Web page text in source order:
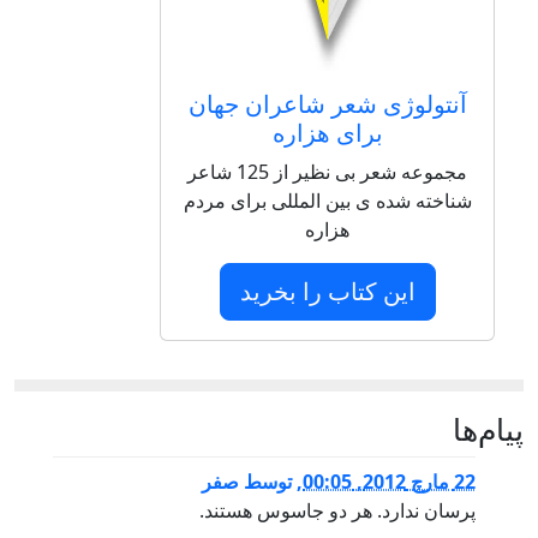
آنتولوژی شعر شاعران جهان
برای هزاره
مجموعه شعر بی نظیر از 125 شاعر
شناخته شده ی بین المللی برای مردم
هزاره
این کتاب را بخرید
پيام‌ها
22 مارچ 2012, 00:05 ,توسط صفر
پرسان ندارد. هر دو جاسوس هستند.